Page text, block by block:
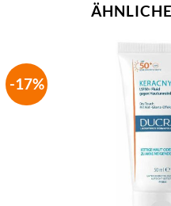
-17%